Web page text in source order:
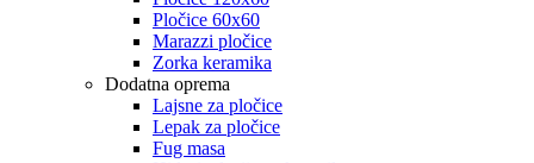
Pločice 60x60
Marazzi pločice
Zorka keramika
Dodatna oprema
Lajsne za pločice
Lepak za pločice
Fug masa